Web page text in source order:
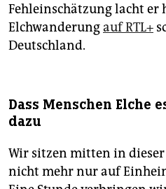
Fehleinschätzung lacht er
Elchwanderungauf RTL+
Deutschland.
Dass Menschen Elche
dazu
Wir sitzen mitten in
nicht mehr nur auf